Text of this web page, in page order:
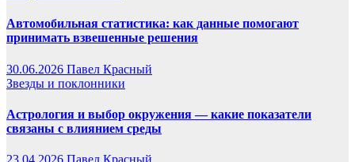
Автомобильная статистика: как данные помогают
принимать взвешенные решения
30.06.2026 Павел Красный
Звезды и поклонники
Астрология и выбор окружения — какие показатели
связаны с влиянием среды
23.04.2026 Павел Красный